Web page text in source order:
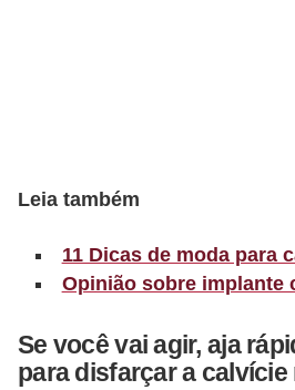
Leia também
11 Dicas de moda para
Opinião sobre implante
Se você vai agir, aja
para disfarçar a
r
e
e